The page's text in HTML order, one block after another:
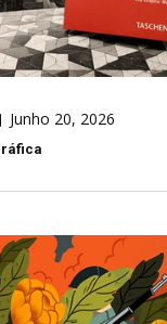
Junho 20, 2026